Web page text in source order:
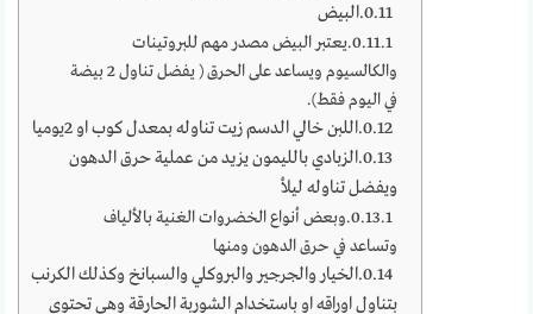
البيض
يعتبر البيض مصدر مهم للبروتينات
والكالسيوم ويساعد على الحرق ( يفضل تناول 2 بيضة
في اليوم فقط).
اللبن خالي الدسم زيت تناوله بمعدل كوب او 2يوميا
الزبادي بالليمون يزيد من عملية حرق الدهون
ويفضل تناوله ليلأ
وبعض أنواع الخضروات الغنية بالألياف
وتساعد في حرق الدهون ومنها
الخيار والجرجير والبروكلي والسبانخ وكذلك الكرنب
بتناول اوراقه او باستخدام الشوربة الحارقة وهي تحتوي